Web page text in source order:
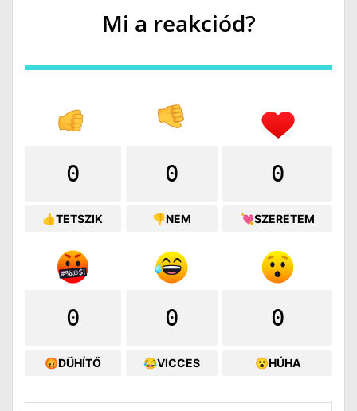
Mi a reakciód?
0
👍TETSZIK
0
👎NEM
0
💘SZERETEM
0
😡DÜHÍTŐ
0
😂VICCES
0
😮HÚHA